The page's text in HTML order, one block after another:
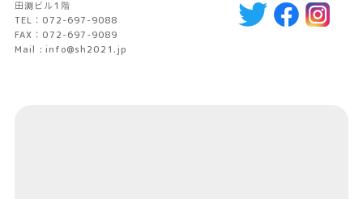
田渕ビル1階
TEL：072-697-9088
FAX：072-697-9089
Mail : info@sh2021.jp